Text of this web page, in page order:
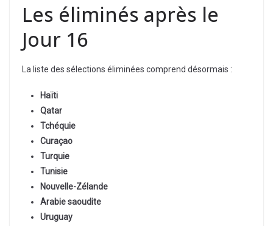
Les éliminés après le
Jour 16
La liste des sélections éliminées comprend désormais :
Haïti
Qatar
Tchéquie
Curaçao
Turquie
Tunisie
Nouvelle-Zélande
Arabie saoudite
Uruguay